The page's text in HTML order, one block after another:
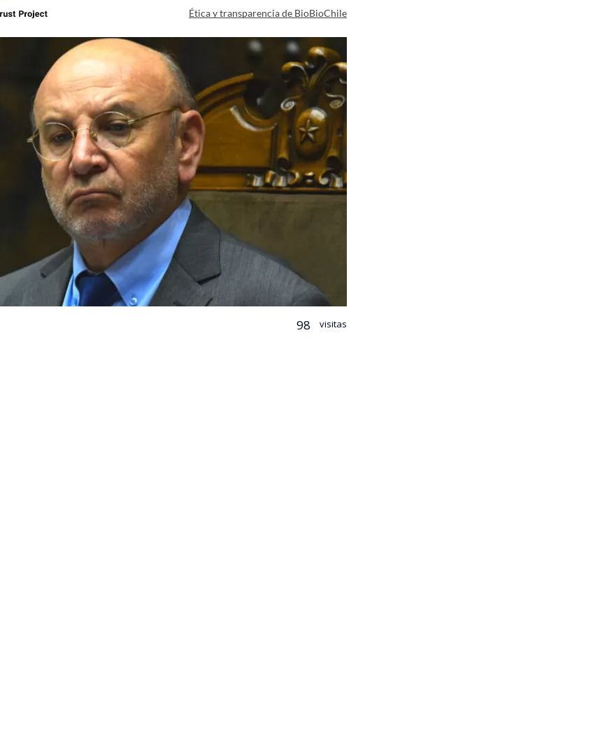
Ética y transparencia de BioBioChile
98 visitas